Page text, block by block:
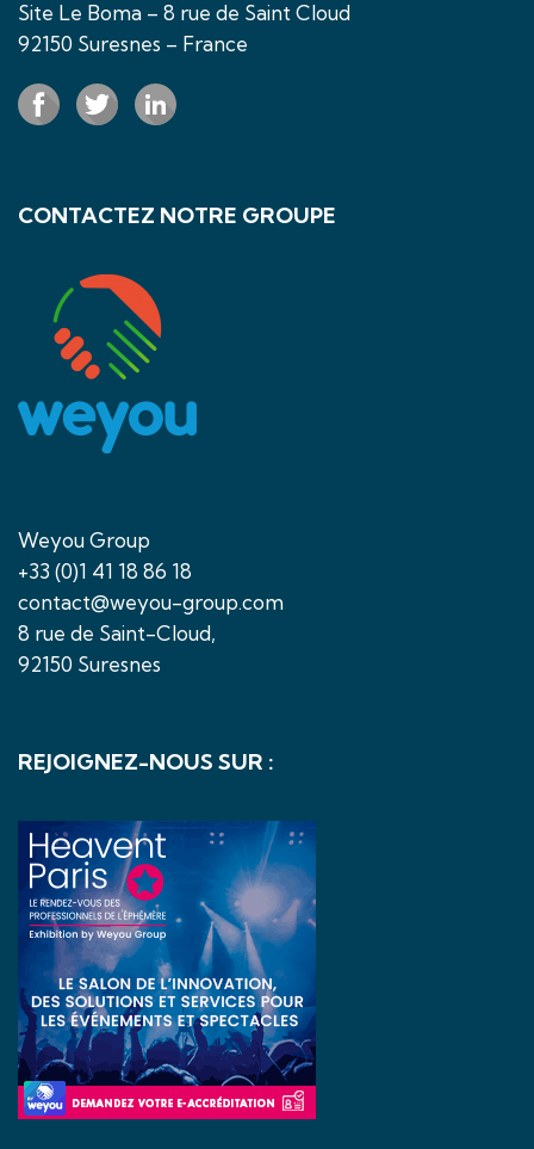
Site Le Boma – 8 rue de Saint Cloud
92150 Suresnes – France
CONTACTEZ NOTRE GROUPE
Weyou Group
+33 (0)1 41 18 86 18
contact@weyou-group.com
8 rue de Saint-Cloud,
92150 Suresnes
REJOIGNEZ-NOUS SUR :